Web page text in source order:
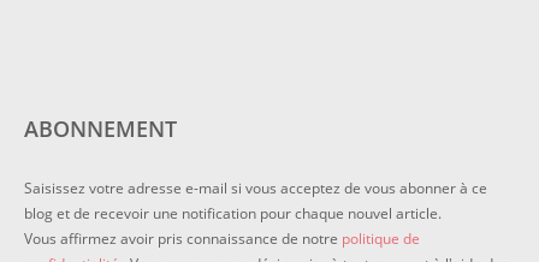
ABONNEMENT
Saisissez votre adresse e-mail si vous acceptez de vous abonner à ce
blog et de recevoir une notification pour chaque nouvel article.
Vous affirmez avoir pris connaissance de notre politique de